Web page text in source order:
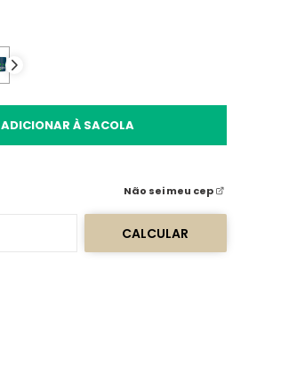
ADICIONAR À SACOLA
Não sei meu cep
CALCULAR